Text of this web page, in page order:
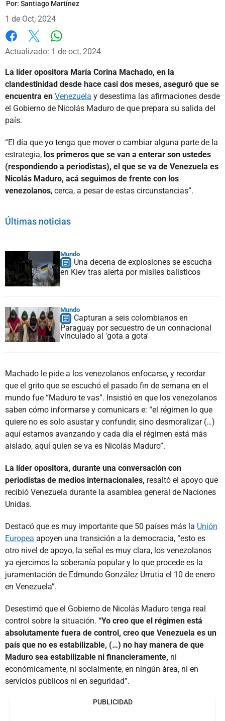
Por: Santiago Martínez
1 de Oct, 2024
Facebook
X
Actualizado: 1 de oct, 2024
La líder opositora María Corina Machado, en la
clandestinidad desde hace casi dos meses, aseguró que se
encuentra en Venezuela y desestima las afirmaciones desde
el Gobierno de Nicolás Maduro de que prepara su salida del
país.
“El día que yo tenga que mover o cambiar alguna parte de la
estrategia, los primeros que se van a enterar son ustedes
(respondiendo a periodistas), el que se va de Venezuela es
Nicolás Maduro, acá seguimos de frente con los
venezolanos, cerca, a pesar de estas circunstancias”.
Últimas noticias
Mundo
Una decena de explosiones se escucha
en Kiev tras alerta por misiles balísticos
Mundo
Capturan a seis colombianos en
Paraguay por secuestro de un connacional
vinculado al 'gota a gota'
Machado le pide a los venezolanos enfocarse, y recordar
que el grito que se escuchó el pasado fin de semana en el
mundo fue “Maduro te vas”. Insistió en que los venezolanos
saben cómo informarse y comunicars e: “el régimen lo que
quiere no es solo asustar y confundir, sino desmoralizar (…)
aquí estamos avanzando y cada día el régimen está más
aislado, aquí quien se va es Nicolás Maduro”.
La líder opositora, durante una conversación con
periodistas de medios internacionales, resaltó el apoyo que
recibió Venezuela durante la asamblea general de Naciones
Unidas.
Destacó que es muy importante que 50 países más la Unión
Europea apoyen una transición a la democracia, “esto es
otro nivel de apoyo, la señal es muy clara, los venezolanos
ya ejercimos la soberanía popular y lo que procede es la
juramentación de Edmundo González Urrutia el 10 de enero
en Venezuela”.
Desestimó que el Gobierno de Nicolás Maduro tenga real
control sobre la situación. “Yo creo que el régimen está
absolutamente fuera de control, creo que Venezuela es un
país que no es estabilizable, (…) no hay manera de que
Maduro sea estabilizable ni financieramente, ni
económicamente, ni socialmente, en ningún área, ni en
servicios públicos ni en seguridad”.
PUBLICIDAD